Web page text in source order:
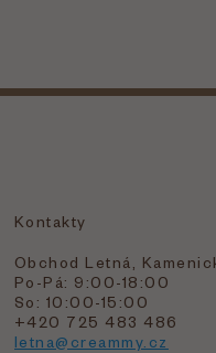
Kontakty
Obchod Letná,
Po-Pá: 9:00-18:00
So: 10:00-15:00
+420 725 483 486
letna@creammy.cz